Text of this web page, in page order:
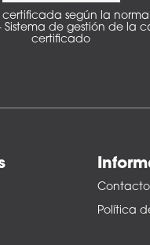
certificada según la norma
Sistema de gestión de la
certificado
Contacto
Política